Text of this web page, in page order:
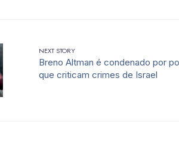
NEXT STORY
Breno Altman é condenado por
que criticam crimes de Israel